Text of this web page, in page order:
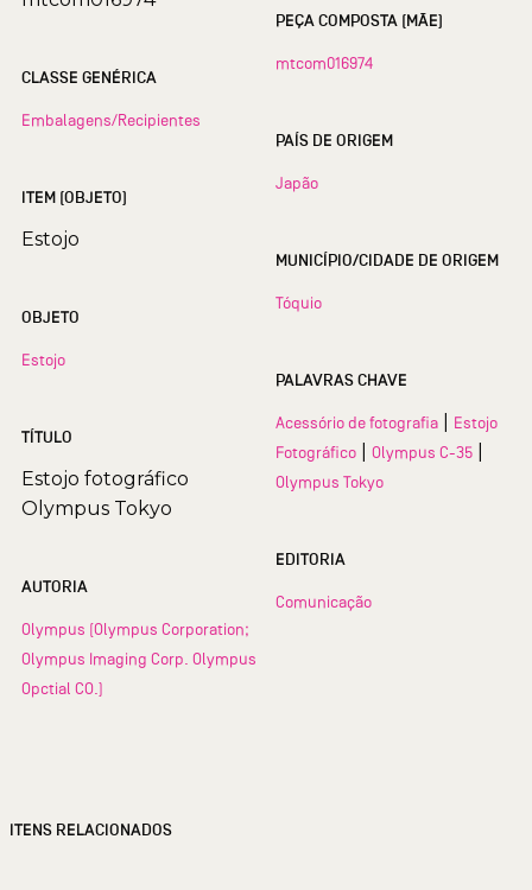
CLASSE GENÉRICA
Embalagens/Recipientes
ITEM (OBJETO)
Estojo
OBJETO
Estojo
TÍTULO
Estojo fotográfico
Olympus Tokyo
AUTORIA
Olympus (Olympus Corporation;
Olympus Imaging Corp. Olympus
Opctial CO.)
PEÇA COMPOSTA (MÃE)
mtcom016974
PAÍS DE ORIGEM
Japão
MUNICÍPIO/CIDADE DE ORIGEM
Tóquio
PALAVRAS CHAVE
Acessório de fotografia
Estojo
Fotográfico
Olympus C-35
Olympus Tokyo
EDITORIA
Comunicação
ITENS RELACIONADOS